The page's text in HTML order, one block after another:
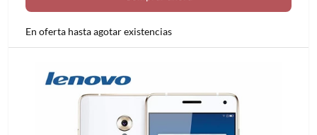
En oferta hasta agotar existencias